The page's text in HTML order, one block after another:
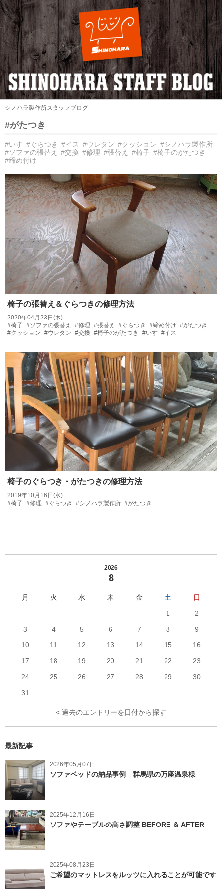
シノハラ製作所スタッフブログ
#がたつき
#いす #ぐらつき #イス #ウレタン #クッション #シノハラ製作所
#ソファの張替え
#交換 #修理 #張替え #椅子 #椅子のがたつき
#締め付け
椅子の張替え＆ぐらつきの修理方法
2020年04月23日(木)
#椅子 #ソファの張替え #修理 #張替え #ぐらつき #締め付け #がたつき
#クッション #ウレタン #交換 #椅子のがたつき #いす #イス
椅子のぐらつき・がたつきの修理方法
2019年10月16日(水)
#椅子 #修理 #ぐらつき #シノハラ製作所 #がたつき
2026
8
月 火 水 木 金 土
日
1
2
3
4 5 6 7 8
9
10
11 12 13 14 15
16
17
18 19 20 21 22
23
24
25 26 27 28 29
30
31
< 過去のエントリーを日付から探す
最新記事
2026年05月07日
ソファベッドの納品事例 群馬県の万座温泉様
2025年12月16日
ソファやテーブルの高さ調整 BEFORE ＆ AFTER
2025年08月23日
ご希望のマットレスをルッツに入れることが可能です